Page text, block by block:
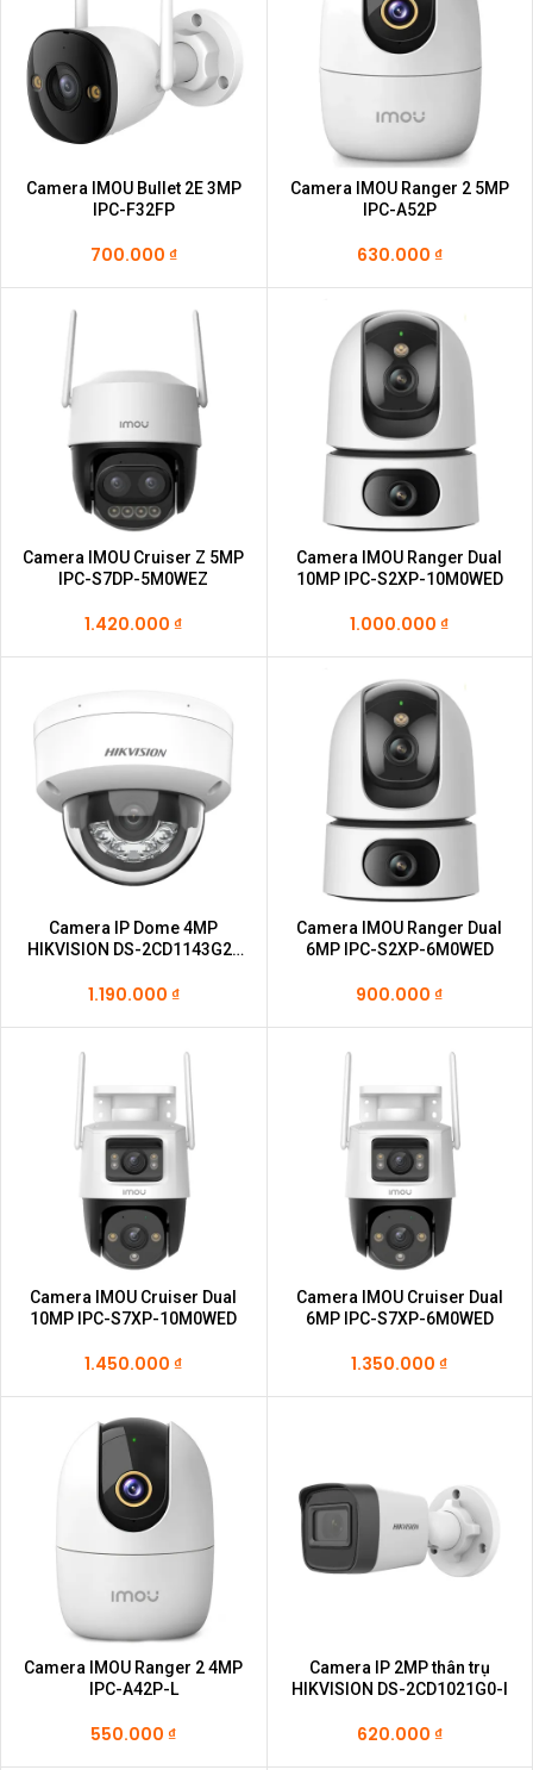
Camera IMOU Bullet 2E 3MP
IPC-F32FP
700.000 ₫
Camera IMOU Ranger 2 5MP
IPC-A52P
630.000 ₫
Camera IMOU Cruiser Z 5MP
IPC-S7DP-5M0WEZ
1.420.000₫
Camera IMOU Ranger Dual
10MP IPC-S2XP-10M0WED
1.000.000₫
Camera IP Dome 4MP
HIKVISION DS-2CD1143G2-
1.190.000 ₫
Camera IMOU Ranger Dual
6MP IPC-S2XP-6M0WED
900.000₫
Camera IMOU Cruiser Dual
10MP IPC-S7XP-10M0WED
1.450.000₫
Camera IMOU Cruiser Dual
6MP IPC-S7XP-6M0WED
1.350.000₫
Camera IMOU Ranger 2 4MP
IPC-A42P-L
550.000₫
Camera IP 2MP thân trụ
HIKVISION DS-2CD1021G0-I
620.000 ₫